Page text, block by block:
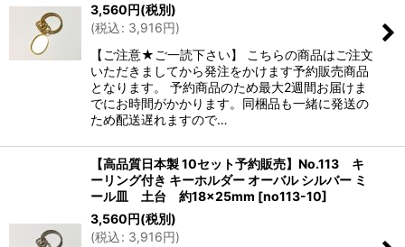
3,560円(税別)
(税込: 3,916円)
【ご注意★ご一読下さい】 こちらの商品はご注文
いただきましてから発注をかけます予約販売商品
となります。 予約商品のため最大2週間お届けま
でにお時間がかかります。同梱品も一緒に発送の
ため配送遅れますので…
【高品質日本製 10セット予約販売】No.113 キ
ーリング付き キーホルダー オーバル シルバー ミ
ール皿 土台 約18×25mm [no113-10]
3,560円(税別)
(税込: 3,916円)